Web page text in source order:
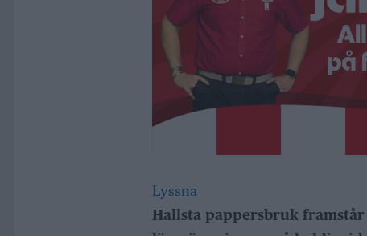
Lyssna
Hallsta pappersbruk